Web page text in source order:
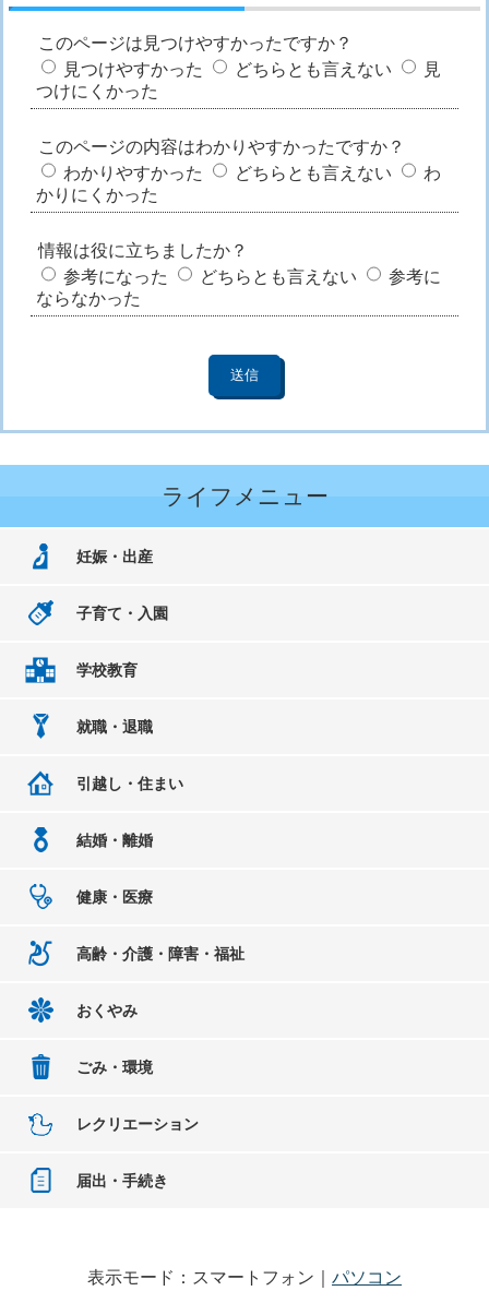
このページは見つけやすかったですか？
見つけやすかった
どちらとも言えない
見
つけにくかった
このページの内容はわかりやすかったですか？
わかりやすかった
どちらとも言えない
わ
かりにくかった
情報は役に立ちましたか？
参考になった
どちらとも言えない
参考に
ならなかった
ライフメニュー
妊娠・出産
子育て・入園
学校教育
就職・退職
引越し・住まい
結婚・離婚
健康・医療
高齢・介護・障害・福祉
おくやみ
ごみ・環境
レクリエーション
届出・手続き
表示モード：スマートフォン｜ パソコン